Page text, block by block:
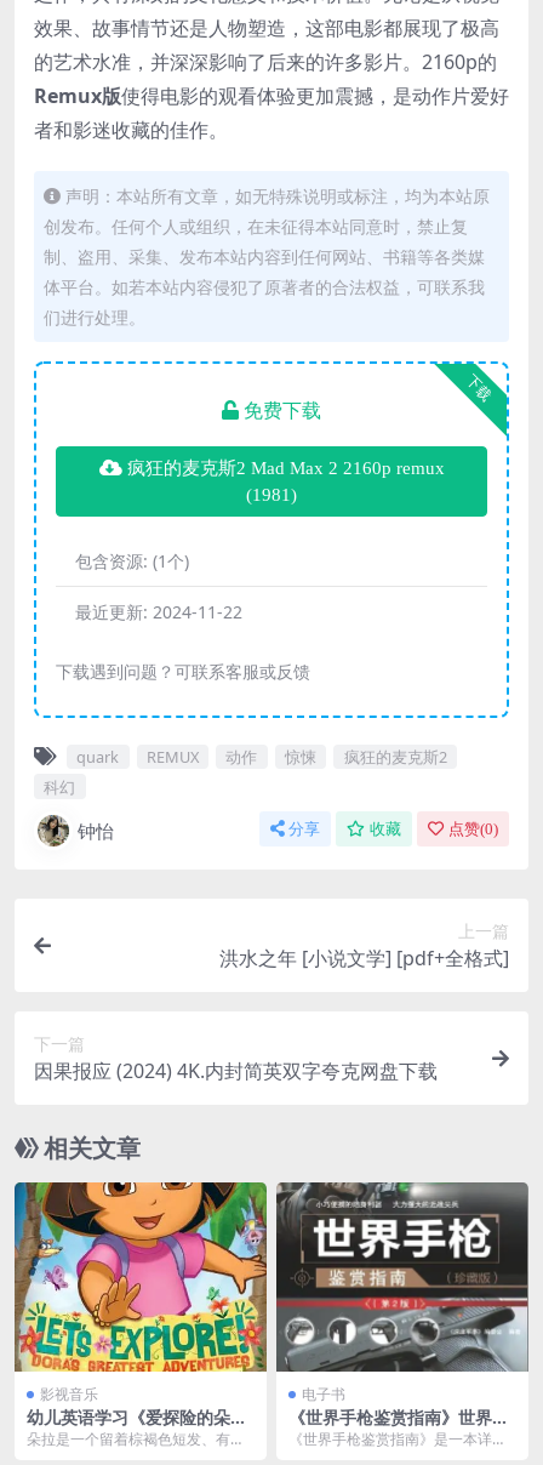
效果、故事情节还是人物塑造，这部电影都展现了极高
的艺术水准，并深深影响了后来的许多影片。2160p的
Remux版使得电影的观看体验更加震撼，是动作片爱好
者和影迷收藏的佳作。
声明：本站所有文章，如无特殊说明或标注，均为本站原
创发布。任何个人或组织，在未征得本站同意时，禁止复
制、盗用、采集、发布本站内容到任何网站、书籍等各类媒
体平台。如若本站内容侵犯了原著者的合法权益，可联系我
们进行处理。
下载
免费下载
疯狂的麦克斯2 Mad Max 2 2160p remux
(1981)
包含资源: (1个)
最近更新: 2024-11-22
下载遇到问题？可联系客服或反馈
quark REMUX 动作 惊悚
疯狂的麦克斯2
科幻
钟怡 分享 收藏 点赞(0)
上一篇
洪水之年 [ 小说文学] [pdf+全格式]
下一篇
因果报应 (2024) 4K.内封简英双字夸克网盘下载
相关文章
影视音乐
幼儿英语学习《爱探险的朵
拉》全系列 夸克网盘下载
朵拉是一个留着棕褐色短发、有着
电子书
《世界手枪鉴赏指南》世界各
国最新手枪 军迷必备[pdf]
《世界手枪鉴赏指南》是一本详细